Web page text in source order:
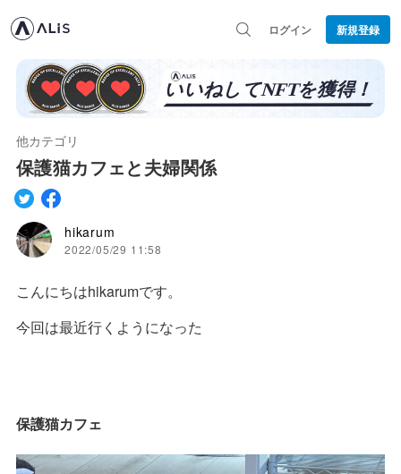
ログイン 新規登録
他カテゴリ
保護猫カフェと夫婦関係
hikarum
2022/05/29 11:58
こんにちはhikarumです。
今回は最近行くようになった
保護猫カフェ